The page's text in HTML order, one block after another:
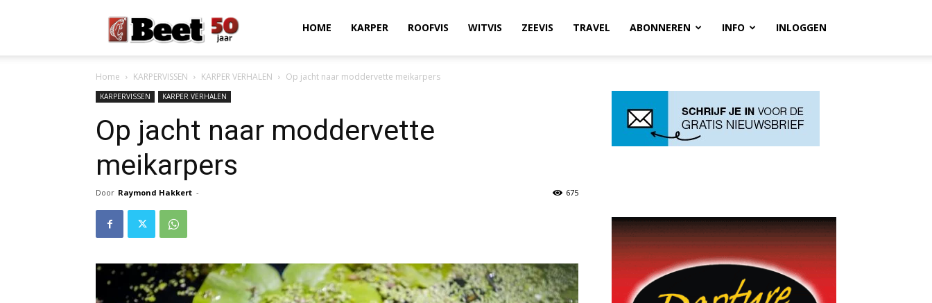
Magazine
HOME KARPER ROOFVIS WITVIS ZEEVIS TRAVEL ABONNEREN INFO INLOGGEN
Home KARPERVISSEN KARPER VERHALEN Op jacht naar moddervette meikarpers
KARPERVISSEN KARPER VERHALEN
Op jacht naar moddervette
meikarpers
Door Raymond Hakkert - 675